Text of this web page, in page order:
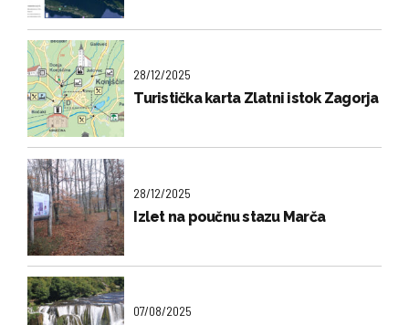
28/12/2025
Turistička karta Zlatni istok Zagorja
28/12/2025
Izlet na poučnu stazu Marča
07/08/2025